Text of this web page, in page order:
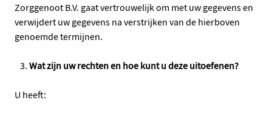
Zorggenoot B.V. gaat vertrouwelijk om met uw gegevens en
verwijdert uw gegevens na verstrijken van de hierboven
genoemde termijnen.
Wat zijn uw rechten en hoe kunt u deze uitoefenen?
U heeft: